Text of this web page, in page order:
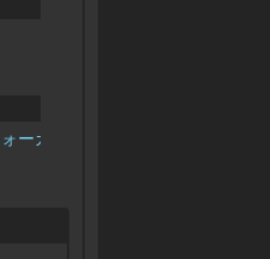
ーカスして使うUI要素を指しま